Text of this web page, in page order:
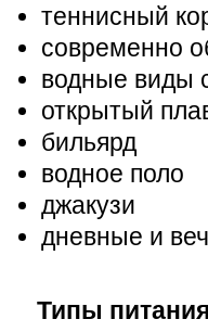
теннисный
современно
водные виды
открытый
бильярд
водное поло
джакузи
дневные и
Типы